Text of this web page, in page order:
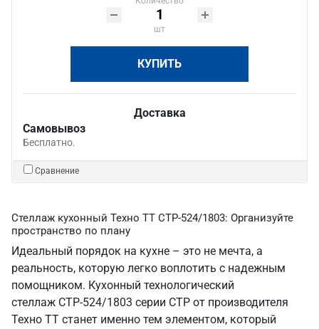
шт
КУПИТЬ
Доставка
Самовывоз
Бесплатно.
Сравнение
Стеллаж кухонный Техно ТТ СТР-524/1803: Организуйте
пространство по плану
Идеальный порядок на кухне – это не мечта, а
реальность, которую легко воплотить с надежным
помощником. Кухонный технологический
стеллаж СТР-524/1803 серии СТР от производителя
Техно ТТ станет именно тем элементом, который